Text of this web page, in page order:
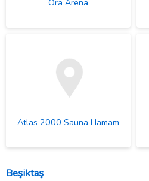
Ora Arena
Atlas 2000 Sauna Hamam
Beşiktaş